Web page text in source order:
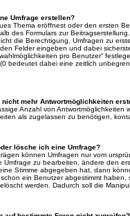
Umfrage erstellen?
Thema eröffnest oder den ersten
des Formulars zur
die Berechtigung, Umfragen zu
Felder eingeben und dabei
pro Benutzer“
bedeutet dabei eine zeitlich
nicht mehr Antwortmöglichkeiten
Anzahl von
als zugelassen zu benötigen,
lösche ich eine Umfrage?
können Umfragen nur vom
Umfrage zu bearbeiten, ändere den
Stimme abgegeben hat, dann
ein Benutzer abgestimmt
werden. Dadurch soll die